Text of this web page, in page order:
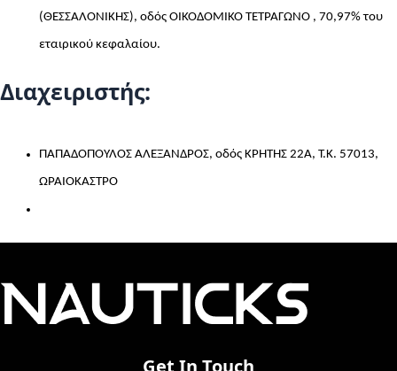
(ΘΕΣΣΑΛΟΝΙΚΗΣ), οδός ΟΙΚΟΔΟΜΙΚΟ ΤΕΤΡΑΓΩΝΟ , 70,97% του
εταιρικού κεφαλαίου.
Διαχειριστής:
ΠΑΠΑΔΟΠΟΥΛΟΣ ΑΛΕΞΑΝΔΡΟΣ, οδός ΚΡΗΤΗΣ 22Α, Τ.Κ. 57013,
ΩΡΑΙΟΚΑΣΤΡΟ
Get In Touch